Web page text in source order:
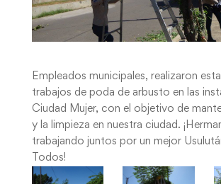
Empleados municipales, realizaron
trabajos de poda de arbusto en las
Ciudad Mujer, con el objetivo de
y la limpieza en nuestra ciudad.
trabajando juntos por un mejor
Todos!